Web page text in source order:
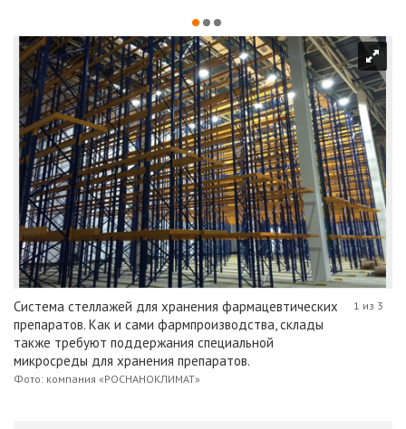
Система стеллажей для хранения фармацевтических
препаратов. Как и сами фармпроизводства, склады
также требуют поддержания специальной
микросреды для хранения препаратов.
Фото: компания «РОСНАНОКЛИМАТ»
1 из 3